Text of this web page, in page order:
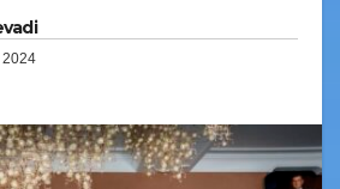
2024